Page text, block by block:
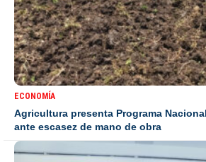
ECONOMÍA
Agricultura presenta Programa
ante escasez de mano de obra